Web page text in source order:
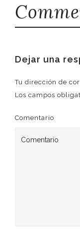
Dejar una
Tu dirección de
Los campos
Comentario